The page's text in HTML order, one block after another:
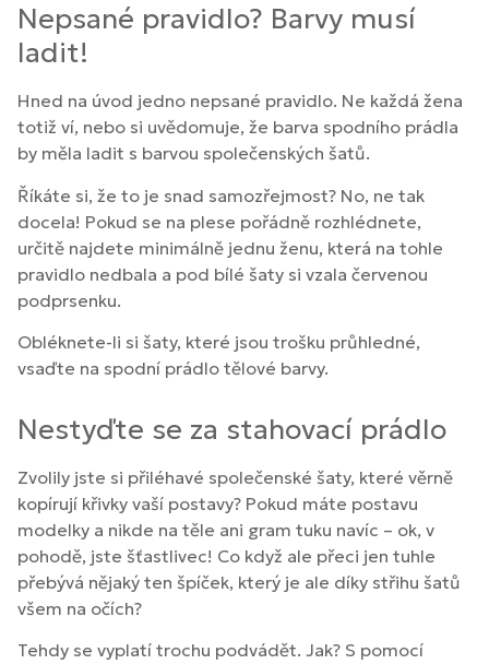
Nepsané pravidlo? Barvy musí
ladit!
Hned na úvod jedno nepsané pravidlo. Ne každá žena
totiž ví, nebo si uvědomuje, že barva spodního prádla
by měla ladit s barvou společenských šatů.
Říkáte si, že to je snad samozřejmost? No, ne tak
docela! Pokud se na plese pořádně rozhlédnete,
určitě najdete minimálně jednu ženu, která na tohle
pravidlo nedbala a pod bílé šaty si vzala červenou
podprsenku.
Obléknete-li si šaty, které jsou trošku průhledné,
vsaďte na spodní prádlo tělové barvy.
Nestyďte se za stahovací prádlo
Zvolily jste si přiléhavé společenské šaty, které věrně
kopírují křivky vaší postavy? Pokud máte postavu
modelky a nikde na těle ani gram tuku navíc – ok, v
pohodě, jste šťastlivec! Co když ale přeci jen tuhle
přebývá nějaký ten špíček, který je ale díky střihu šatů
všem na očích?
Tehdy se vyplatí trochu podvádět. Jak? S pomocí